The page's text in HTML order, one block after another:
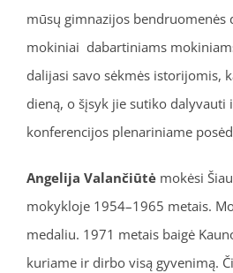
mūsų gimnazijos bendruomenės
mokiniai dabartiniams
dalijasi savo sėkmės istorijomis,
dieną, o šįsyk jie sutiko
konferencijos plenariniame
Angelija Valančiūtėmokėsi
mokykloje 1954–1965 metais.
medaliu. 1971 metais baigė
kuriame ir dirbo visą gyvenimą.